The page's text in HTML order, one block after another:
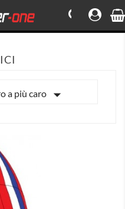
a più caro 